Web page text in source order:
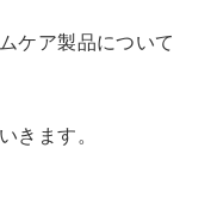
ケア製品について
きます。